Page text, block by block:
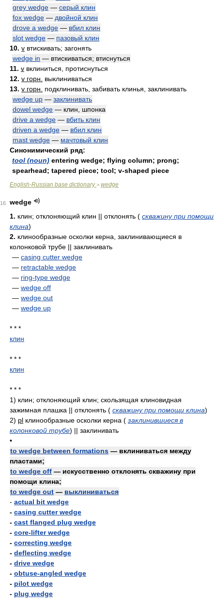
grey wedge — серый клин
fox wedge — двойной клин
drove a wedge — вбил клин
slot wedge — пазовый клин
10. v втискивать; загонять
wedge in — втискиваться; втиснуться
11. v вклиниться, протиснуться
12. v горн.
выклиниваться
13. v горн.
подклинивать, забивать клинья, заклинивать
wedge up — заклинивать
dowel wedge — клин, шпонка
drive a wedge — вбить клин
driven a wedge — вбил клин
mast wedge — мачтовый клин
Синонимический ряд:
tool (noun) entering wedge; flying column; prong;
spearhead; tapered piece; tool; v-shaped piece
English-Russian base dictionary> wedge
16
wedge
1. клин; отклоняющий клин || отклонять ( скважину при помощи
клина)
2. клинообразные осколки керна, заклинивающиеся в
колонковой трубе || заклинивать
— casing cutter wedge
— retractable wedge
— ring-type wedge
— wedge off
— wedge out
— wedge up
* * *
клин
* * *
клин
* * *
1) клин; отклоняющий клин; скользящая клиновидная
зажимная плашка || отклонять ( скважину при помощи клина)
2) pl клинообразные осколки керна ( заклинившиеся в
колонковой трубе) || заклинивать
•
to wedge between formations — вклиниваться между
пластами;
to wedge off — искусственно отклонять скважину при
помощи клина;
to wedge out — выклиниваться
- actual bit wedge
- casing cutter wedge
- cast flanged plug wedge
- core-lifter wedge
- correcting wedge
- deflecting wedge
- drive wedge
- obtuse-angled wedge
- pilot wedge
- plug wedge